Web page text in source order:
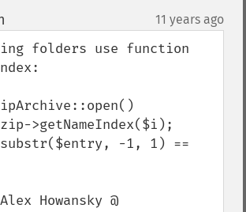
11 years ago
folders use function
>getNameIndex($i);
-1, 1) ==